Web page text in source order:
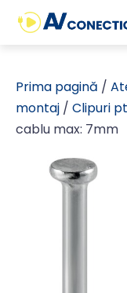
Prima pagină /
montaj / Clipuri
cablu max: 7mm